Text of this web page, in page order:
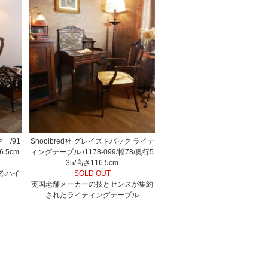
/91
ハイ
Shoolbred社 グレイズドバック ライテ
ィングテーブル /1178-099/幅78/奥行5
35/高さ116.5cm
SOLD OUT
英国老舗メーカーの技とセンスが集約
されたライティングテーブル